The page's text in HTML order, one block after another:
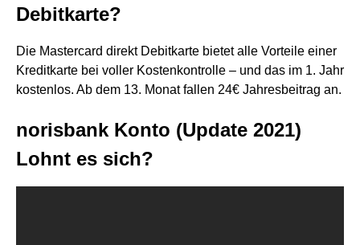
Debitkarte?
Die Mastercard direkt Debitkarte bietet alle Vorteile einer
Kreditkarte bei voller Kostenkontrolle – und das im 1. Jahr
kostenlos. Ab dem 13. Monat fallen 24€ Jahresbeitrag an.
norisbank Konto (Update 2021)
Lohnt es sich?